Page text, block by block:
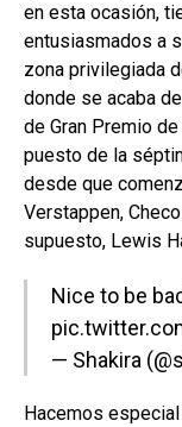
en esta ocasión,
entusiasmados a
zona privilegiada
donde se acaba
de Gran Premio
puesto de la
desde que
Verstappen,
supuesto, Lewis
Nice to be
— Shakira
Hacemos